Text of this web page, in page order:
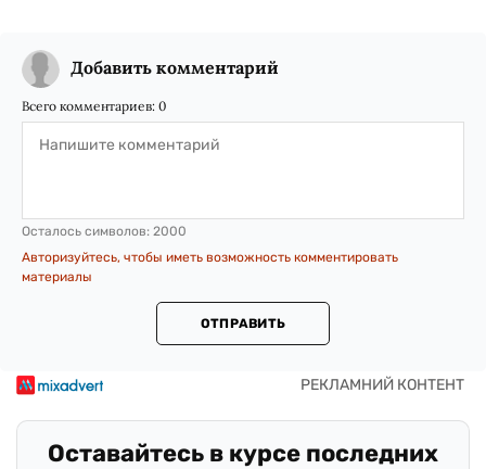
Добавить комментарий
Всего комментариев: 0
Осталось символов: 2000
Авторизуйтесь, чтобы иметь возможность комментировать
материалы
ОТПРАВИТЬ
Оставайтесь в курсе последних